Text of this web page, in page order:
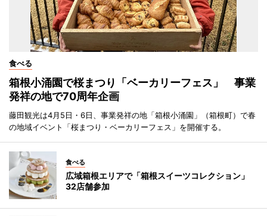
食べる
箱根小涌園で桜まつり「ベーカリーフェス」 事業
発祥の地で70周年企画
藤田観光は4月5日・6日、事業発祥の地「箱根小涌園」（箱根町）で春
の地域イベント「桜まつり・ベーカリーフェス」を開催する。
食べる
広域箱根エリアで「箱根スイーツコレクション」
32店舗参加